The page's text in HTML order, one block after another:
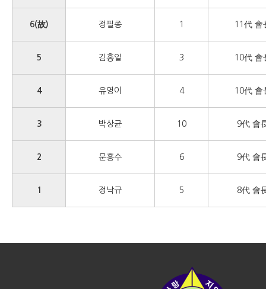
6(故) 정필종 1 11代 會
5 김홍일 3 10代 會
4 유영이 4 10代 會
3 박상균 10 9代 會
2 문흥수 6 9代 會
1 정낙규 5 8代 會